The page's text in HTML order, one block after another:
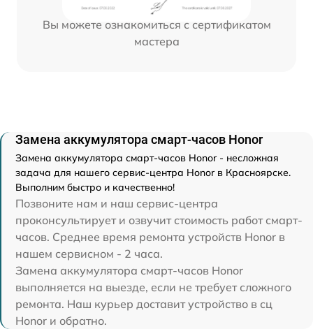
Вы можете ознакомиться с сертификатом
мастера
Замена аккумулятора смарт-часов Honor
Замена аккумулятора смарт-часов Honor - несложная
задача для нашего сервис-центра Honor в Красноярске.
Выполним быстро и качественно!
Позвоните нам и наш сервис-центра
проконсультирует и озвучит стоимость работ смарт-
часов. Среднее время ремонта устройств Honor в
нашем сервисном - 2 часа.
Замена аккумулятора смарт-часов Honor
выполняется на выезде, если не требует сложного
ремонта. Наш курьер доставит устройство в сц
Honor и обратно.